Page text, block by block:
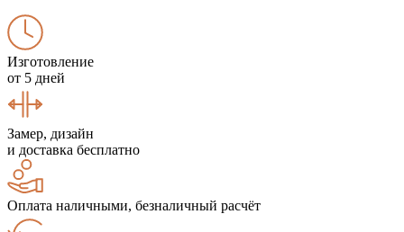
Изготовление
от 5 дней
Замер, дизайн
и доставка бесплатно
Оплата наличными, безналичный расчёт